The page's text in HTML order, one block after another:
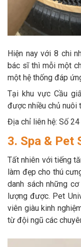
Hiện nay với 8 chi
bác sĩ thì mỗi một
một hệ thống đáp
Tại khu vực Cầu
được nhiều chủ nuôi
Địa chỉ liên hệ: Số 24
3. Spa & Pet
Tất nhiên với tiếng
làm đẹp cho thú
danh sách những
lượng được. Pet
viên giàu kinh
từ đội ngũ các